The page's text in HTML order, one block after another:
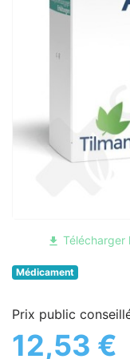
file_download Télécharger
Médicament
Prix public
12,53 €